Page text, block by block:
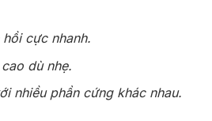
cực nhanh.
dù nhẹ.
nhiều phần cứng khác nhau.